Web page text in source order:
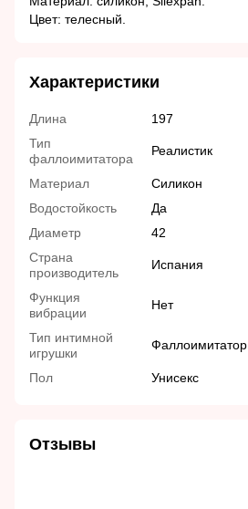
Цвет: телесный.
Характеристики
Длина
197
Тип
фаллоимитатора
Реалистик
Материал
Силикон
Водостойкость
Да
Диаметр
42
Страна
производитель
Испания
Функция
вибрации
Нет
Тип интимной
игрушки
Фаллоимитатор
Пол Унисекс
Отзывы